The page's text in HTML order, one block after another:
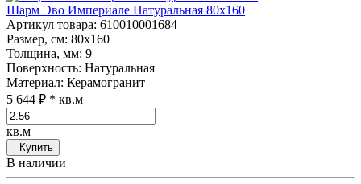
Шарм Эво Империале Натуральная 80x160
Артикул товара: 610010001684
Размер, см: 80x160
Толщина, мм: 9
Поверхность: Натуральная
Материал: Керамогранит
5 644 ₽ * кв.м
кв.м
Купить
В наличии